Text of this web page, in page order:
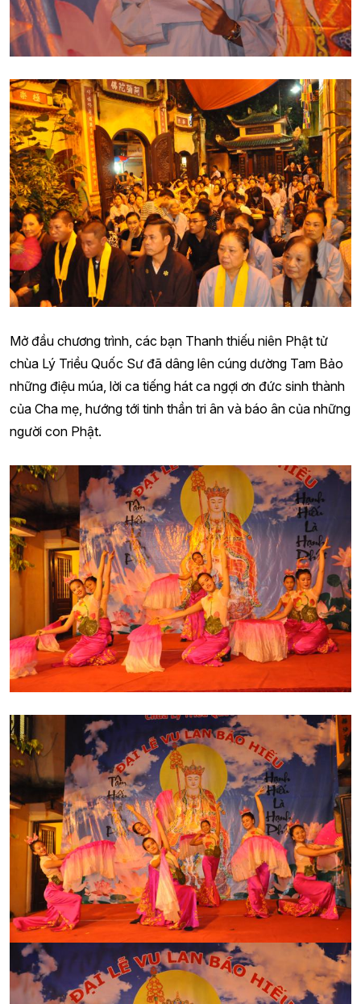
Mở đầu chương trình, các bạn Thanh thiếu niên Phật tử
chùa Lý Triều Quốc Sư đã dâng lên cúng dường Tam Bảo
những điệu múa, lời ca tiếng hát ca ngợi ơn đức sinh thành
của Cha mẹ, hướng tới tinh thần tri ân và báo ân của những
người con Phật.